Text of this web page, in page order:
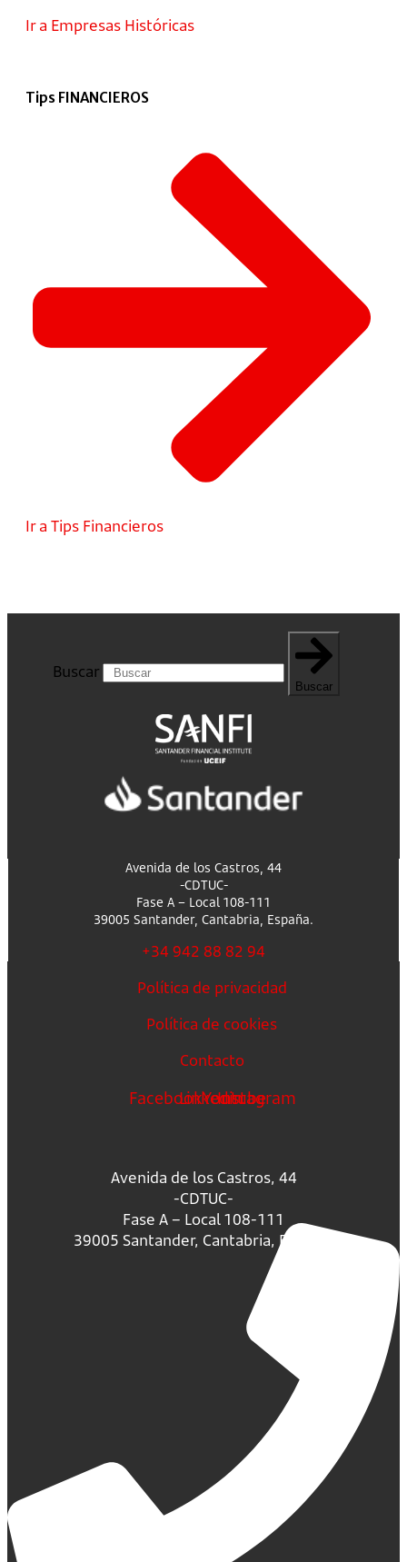
Ir a Empresas Históricas
Tips FINANCIEROS
Ir a Tips Financieros
Buscar
Buscar
Avenida de los Castros, 44
-CDTUC-
Fase A – Local 108-111
39005 Santander, Cantabria, España.
+34 942 88 82 94
Política de privacidad
Política de cookies
Contacto
FacebookLinkedin
Youtube
Instagram
Avenida de los Castros, 44
-CDTUC-
Fase A – Local 108-111
39005 Santander, Cantabria, España.